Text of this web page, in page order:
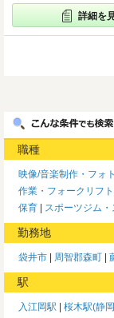
詳細を
職種
映像/音楽制作・フォ
作業・フォークリフ
保育
スポーツジム
勤務地
袋井市 周智郡森町
駅
入江岡駅 桜木駅(静